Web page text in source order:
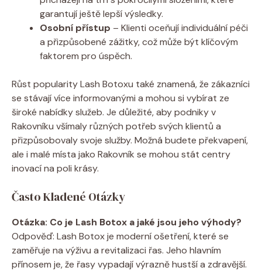
garantují ještě lepší výsledky.
Osobní přístup – Klienti oceňují individuální péči
a přizpůsobené zážitky, což může být klíčovým
faktorem pro úspěch.
Růst popularity Lash Botoxu také znamená, že zákazníci
se stávají více informovanými a mohou si vybírat ze
široké nabídky služeb. Je důležité, aby podniky v
Rakovníku všímaly různých potřeb svých klientů a
přizpůsobovaly svoje služby. Možná budete překvapení,
ale i malé místa jako Rakovník se mohou stát centry
inovací na poli krásy.
Často Kladené Otázky
Otázka: Co je Lash Botox a jaké jsou jeho výhody?
Odpověď: Lash Botox je moderní ošetření, které se
zaměřuje na výživu a revitalizaci řas. Jeho hlavním
přínosem je, že řasy vypadají výrazně hustší a zdravější.